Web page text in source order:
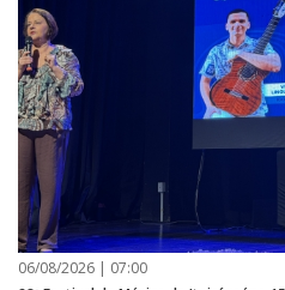
06/08/2026 | 07:00